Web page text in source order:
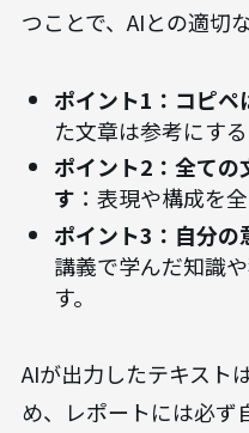
つことで、AIとの適切
ポイント1：コピペ
た文章は参考にす
ポイント2：全ての
す ：表現や構成を
ポイント3：自分の
講義で学んだ知識
す。
AIが出力したテキスト
め、レポートには必ず